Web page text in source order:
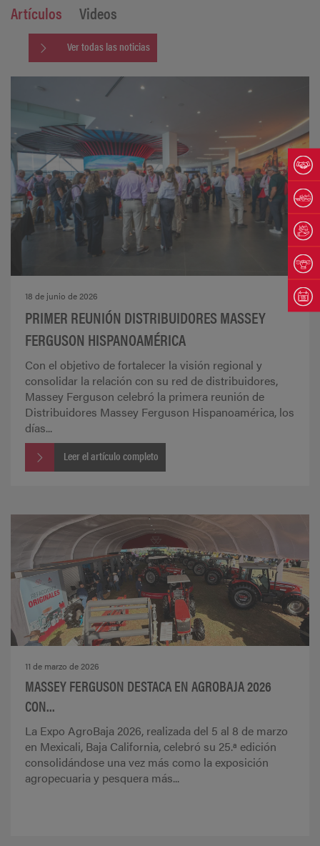
Artículos Videos
Ver todas las noticias
18 de junio de 2026
PRIMER REUNIÓN DISTRIBUIDORES MASSEY
FERGUSON HISPANOAMÉRICA
Con el objetivo de fortalecer la visión regional y
consolidar la relación con su red de distribuidores,
Massey Ferguson celebró la primera reunión de
Distribuidores Massey Ferguson Hispanoamérica, los
días...
Leer el artículo completo
11 de marzo de 2026
MASSEY FERGUSON DESTACA EN AGROBAJA 2026
CON...
La Expo AgroBaja 2026, realizada del 5 al 8 de marzo
en Mexicali, Baja California, celebró su 25.ª edición
consolidándose una vez más como la exposición
agropecuaria y pesquera más...